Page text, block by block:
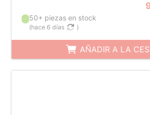
50+ piezas en stock
(hace 6 días )
AÑADIR A LA